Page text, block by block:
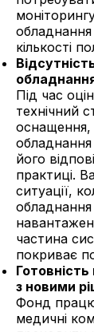
кількості
Під час
технічний
оснащення,
його
практиці.
ситуації,
обладнання
частина
покриває
з новими
Фонд
медичні